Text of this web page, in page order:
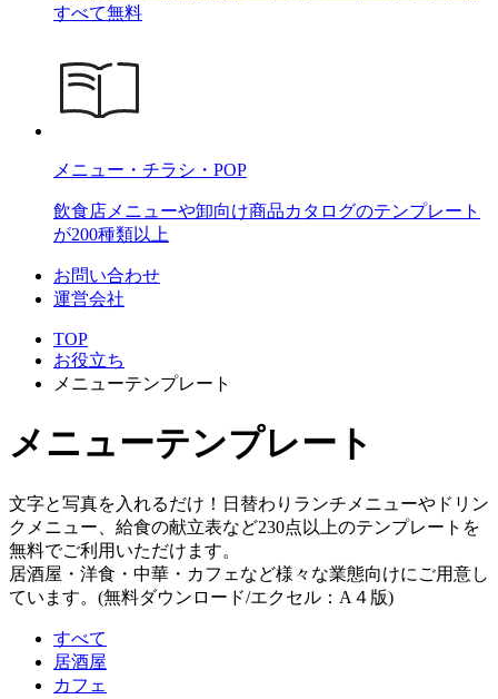
すべて無料
メニュー・チラシ・POP
飲食店メニューや卸向け商品カタログのテンプレート
が200種類以上
お問い合わせ
運営会社
TOP
お役立ち
メニューテンプレート
メニューテンプレート
文字と写真を入れるだけ！日替わりランチメニューやドリン
クメニュー、給食の献立表など230点以上のテンプレートを
無料でご利用いただけます。
居酒屋・洋食・中華・カフェなど様々な業態向けにご用意し
ています。(無料ダウンロード/エクセル：A４版)
すべて
居酒屋
カフェ